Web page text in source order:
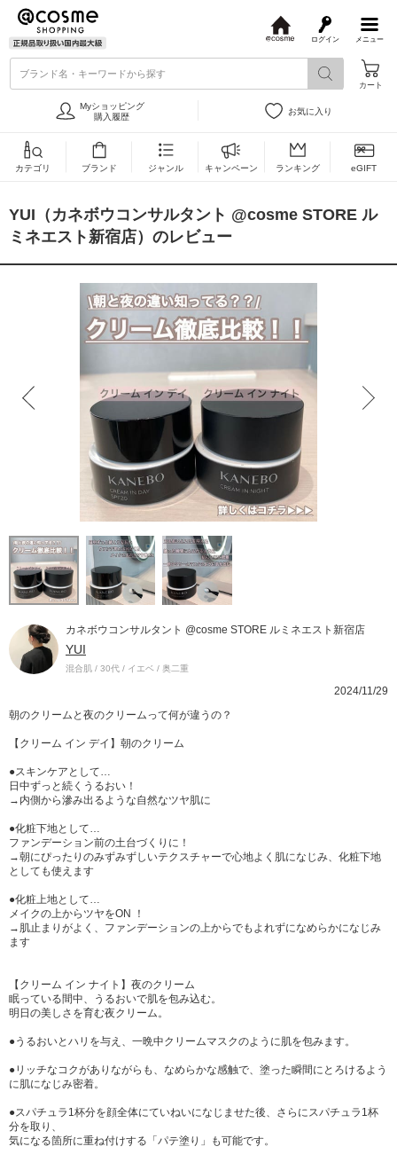
メニュー
ログイン
s
ブランド名・キーワードから探す
カート
Myショッピング
購入履歴
お気に入り
カテゴリ ブランド ジャンル キャンペーン ランキング eGIFT
YUI（カネボウコンサルタント @cosme STORE ル
ミネエスト新宿店）のレビュー
カネボウコンサルタント @cosme STORE ルミネエスト新宿店
YUI
混合肌 / 30代 / イエベ / 奥二重
2024/11/29
朝のクリームと夜のクリームって何が違うの？
【クリーム イン デイ】朝のクリーム
●スキンケアとして…
日中ずっと続くうるおい！
→内側から滲み出るような自然なツヤ肌に
●化粧下地として…
ファンデーション前の土台づくりに！
→朝にぴったりのみずみずしいテクスチャーで心地よく肌になじみ、化粧下地
としても使えます
●化粧上地として…
メイクの上からツヤをON ！
→肌止まりがよく、ファンデーションの上からでもよれずになめらかになじみ
ます
【クリーム イン ナイト】夜のクリーム
眠っている間中、うるおいで肌を包み込む。
明日の美しさを育む夜クリーム。
●うるおいとハリを与え、一晩中クリームマスクのように肌を包みます。
●リッチなコクがありながらも、なめらかな感触で、塗った瞬間にとろけるよう
に肌になじみ密着。
●スパチュラ1杯分を顔全体にていねいになじませた後、さらにスパチュラ1杯
分を取り、
気になる箇所に重ね付けする「パテ塗り」も可能です。